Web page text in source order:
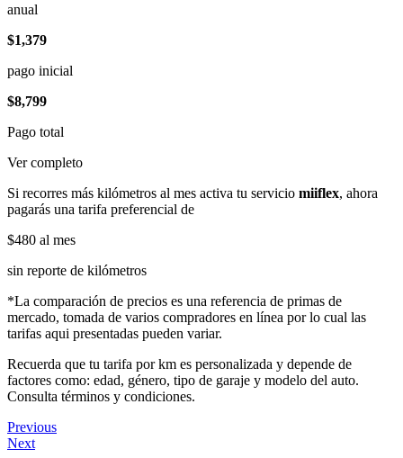
anual
$1,379
pago inicial
$8,799
Pago total
Ver completo
Si recorres más kilómetros al mes activa tu servicio miiflex, ahora
pagarás una tarifa preferencial de
$480 al mes
sin reporte de kilómetros
*La comparación de precios es una referencia de primas de
mercado, tomada de varios compradores en línea por lo cual las
tarifas aqui presentadas pueden variar.
Recuerda que tu tarifa por km es personalizada y depende de
factores como: edad, género, tipo de garaje y modelo del auto.
Consulta términos y condiciones.
Previous
Next